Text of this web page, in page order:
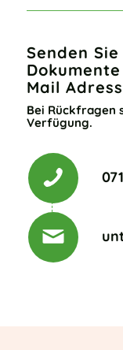
Senden
Mail
Bei Rückfragen
Verfügung.